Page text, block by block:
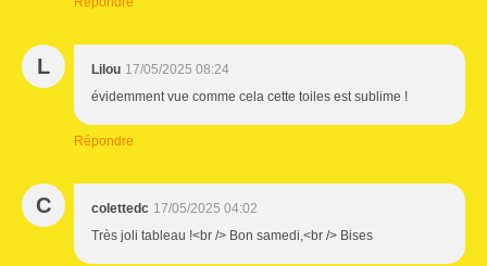
L Lilou 17/05/2025 08:24
évidemment vue comme cela cette toiles est sublime !
Répondre
C colettedc 17/05/2025 04:02
Très joli tableau !<br /> Bon samedi,<br /> Bises